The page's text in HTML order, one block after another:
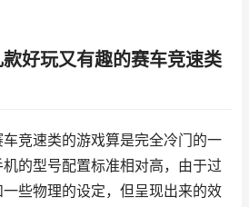
好玩又有趣的赛车竞速类
竞速类的游戏算是完全冷门的一
的型号配置标准相对高，由于过
些物理的设定，但呈现出来的效